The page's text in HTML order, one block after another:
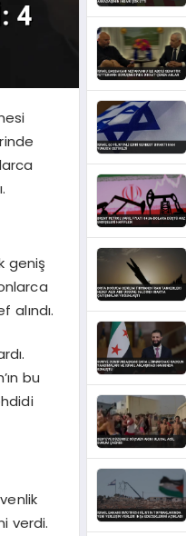
geniş
bu
verdi.